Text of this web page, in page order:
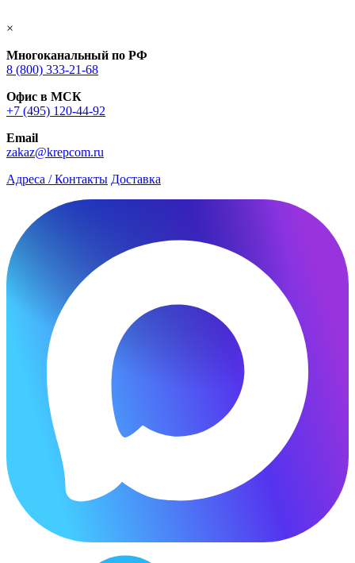
×
Многоканальный по РФ
8 (800) 333‑21-68
Офис в МСК
+7 (495) 120-44-92
Email
zakaz@krepcom.ru
Адреса / Контакты Доставка